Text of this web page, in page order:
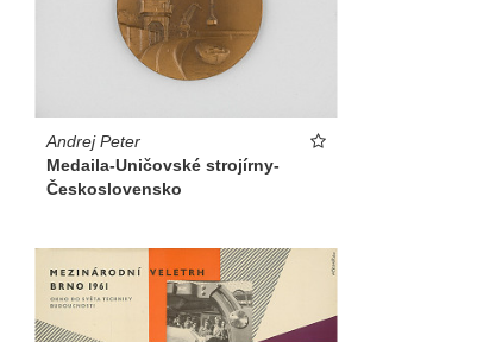
Andrej Peter
Medaila-Uničovské strojírny-
Československo